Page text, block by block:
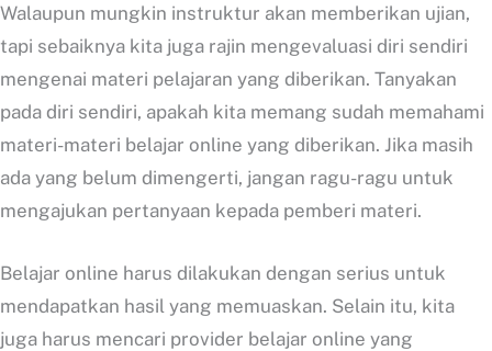
Walaupun mungkin instruktur akan memberikan ujian,
tapi sebaiknya kita juga rajin mengevaluasi diri sendiri
mengenai materi pelajaran yang diberikan. Tanyakan
pada diri sendiri, apakah kita memang sudah memahami
materi-materi belajar online yang diberikan. Jika masih
ada yang belum dimengerti, jangan ragu-ragu untuk
mengajukan pertanyaan kepada pemberi materi.
Belajar online harus dilakukan dengan serius untuk
mendapatkan hasil yang memuaskan. Selain itu, kita
juga harus mencari provider belajar online yang